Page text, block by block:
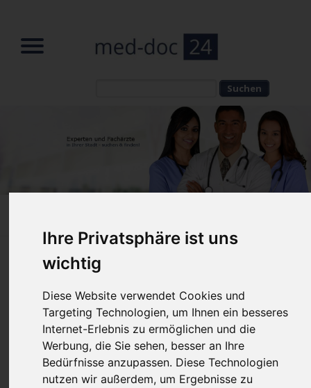
Ihre Privatsphäre ist uns
wichtig
Diese Website verwendet Cookies und
Targeting Technologien, um Ihnen ein besseres
Internet-Erlebnis zu ermöglichen und die
Werbung, die Sie sehen, besser an Ihre
Bedürfnisse anzupassen. Diese Technologien
nutzen wir außerdem, um Ergebnisse zu
Lippenunterspritzung: Russian Lips
2026-07-01 14:06von Fischer